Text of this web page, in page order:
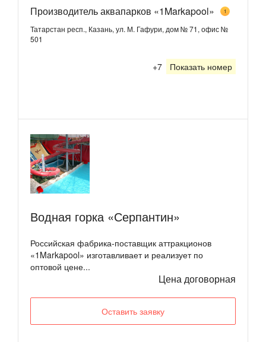
Производитель аквапарков «1Markapool» 1
Татарстан респ., Казань, ул. М. Гафури, дом № 71, офис №
501
+7 Показать номер
Водная горка «Серпантин»
Российская фабрика-поставщик аттракционов
«1Markapool» изготавливает и реализует по
оптовой цене...
Цена договорная
Оставить заявку